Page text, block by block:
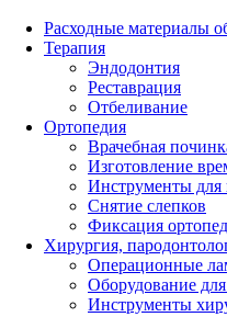
Расходные материалы
Терапия
Эндодонтия
Реставрация
Отбеливание
Ортопедия
Врачебная
Изготовление
Инструменты для
Снятие слепков
Фиксация
Хирургия,
Операционные
Оборудование
Инструменты